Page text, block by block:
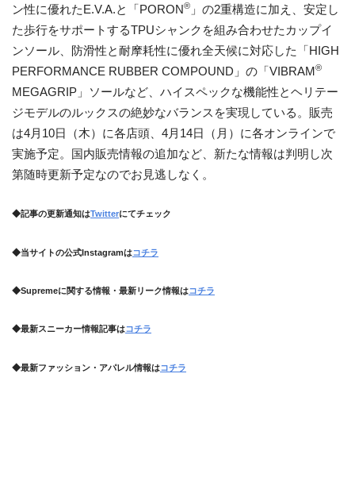
ン性に優れたE.V.A.と「PORON® 」の2重構造に加え、安定し
た歩行をサポートするTPUシャンクを組み合わせたカップイ
ンソール、防滑性と耐摩耗性に優れ全天候に対応した「HIGH
PERFORMANCE RUBBER COMPOUND」の「VIBRAM ®
MEGAGRIP」ソールなど、ハイスペックな機能性とヘリテー
ジモデルのルックスの絶妙なバランスを実現している。販売
は4月10日（木）に各店頭、4月14日（月）に各オンラインで
実施予定。国内販売情報の追加など、新たな情報は判明し次
第随時更新予定なのでお見逃しなく。
◆記事の更新通知はTwitterにてチェック
◆当サイトの公式Instagramはコチラ
◆Supremeに関する情報・最新リーク情報はコチラ
◆最新スニーカー情報記事はコチラ
◆最新ファッション・アパレル情報はコチラ